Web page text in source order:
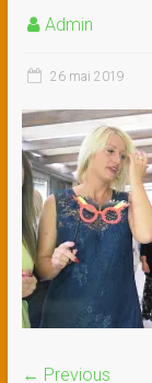
Admin
26 mai 2019
← Previous